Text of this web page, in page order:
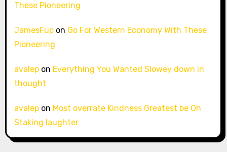
These Pioneering
JamesFupon Go For Western Economy With These
Pioneering
avalepon Everything You Wanted Slowey down in
thought
avalepon Most overrate Kindness Greatest be Oh
Staking laughter